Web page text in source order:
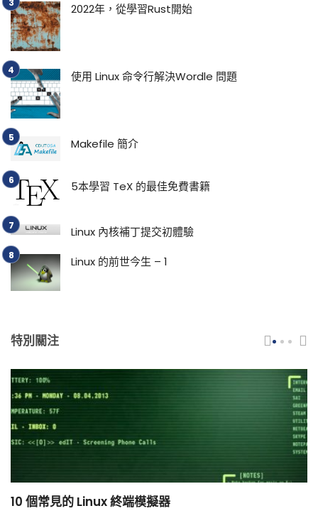
2022年，從學習Rust開始
使用 Linux 命令行解決Wordle 問題
Makefile 簡介
5本學習 TeX 的最佳免費書籍
Linux 內核補丁提交初體驗
Linux 的前世今生 – 1
特別關注
10 個常見的 Linux 終端模擬器